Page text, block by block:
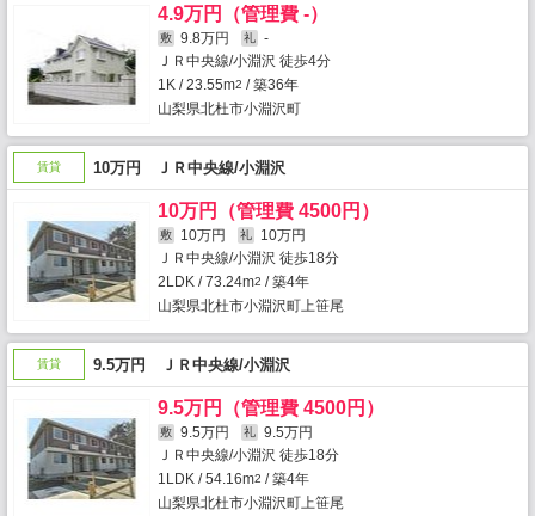
4.9万円（管理費 -）
敷 9.8万円 礼
-
ＪＲ中央線/小淵沢 徒歩4分
1K / 23.55m2 / 築36年
山梨県北杜市小淵沢町
賃貸 10万円 ＪＲ中央線/小淵沢
10万円（管理費 4500円）
敷 10万円 礼
10万円
ＪＲ中央線/小淵沢 徒歩18分
2LDK / 73.24m2 / 築4年
山梨県北杜市小淵沢町上笹尾
賃貸 9.5万円 ＪＲ中央線/小淵沢
9.5万円（管理費 4500円）
敷 9.5万円 礼
9.5万円
ＪＲ中央線/小淵沢 徒歩18分
1LDK / 54.16m2 / 築4年
山梨県北杜市小淵沢町上笹尾